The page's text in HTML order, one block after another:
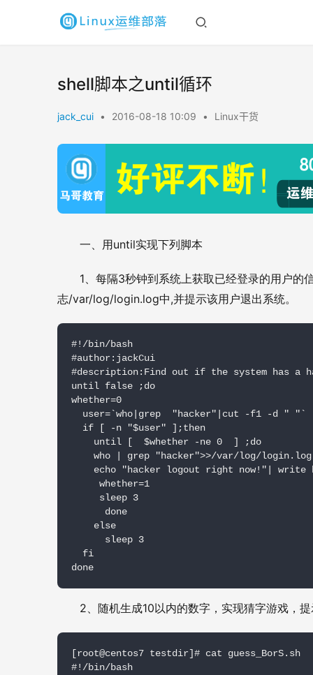
shell脚本之until循环
jack_cui • 2016-08-18 10:09 • Linux干货
一、用 until实现下列脚本
1 、每隔3秒钟到系统上获取已经登录的用户的
志/var/log/login.log中,并提示该用户退出系统。
#!/bin/bash
#author:jackCui
#description:Find out if the system has a
until false ;do
whether=0
user=`who|grep  "hacker"|cut -f1 -d " "`
if [ -n "$user" ];then
until [  $whether -ne 0  ] ;do
who | grep "hacker">>/var/log/login.log
echo "hacker logout right now!"| write
whether=1
sleep 3
done
else
sleep 3
fi
done
2 、随机生成10 以内的数字，实现猜字游戏，
[root@centos7 testdir]# cat guess_BorS.sh
#!/bin/bash